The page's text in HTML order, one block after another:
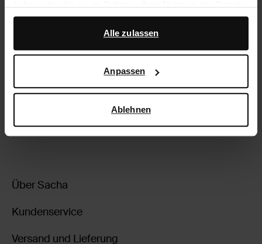
gesammelt haben.
Darüber hinaus arbeiten wir mit Google zu Werbe- und
darüber, wie Google Ihre personenbezogenen Daten
verwendet, finden Sie auf derSeite zur geschäftlichen
Alle zulassen
Anpassen
Ablehnen
dicke Plateausohle. Als Schuhpflege empfehlen wir
die Collonil Veloursleder-/Nubuk-Box.
Produktdetails
Lieferung & Rücksendung
zurückgehen
Über Sacha
Kundenservice
Versand und Lieferung